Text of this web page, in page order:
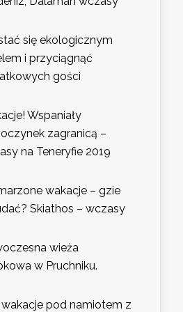
się ekologicznym
i przyciągnąć
gości
Wspaniały
zagranicą –
na Teneryfie 2019
wakacje – gzie
Skiathos – wczasy
wieża
w Pruchniku.
pod namiotem z